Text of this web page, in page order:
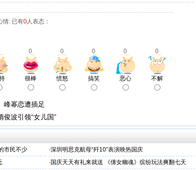
情: 已有0人表态：
0 0 0 0 0
很棒 愤怒 搞笑 恶心 不解
峰幂恋遭插足
俊波引领“女儿国”
市民不少 ·深圳明思克航母“歼10”表演映热国庆
· 国庆天天有礼来就送 《倩女幽魂》缤纷玩法爽翻七天